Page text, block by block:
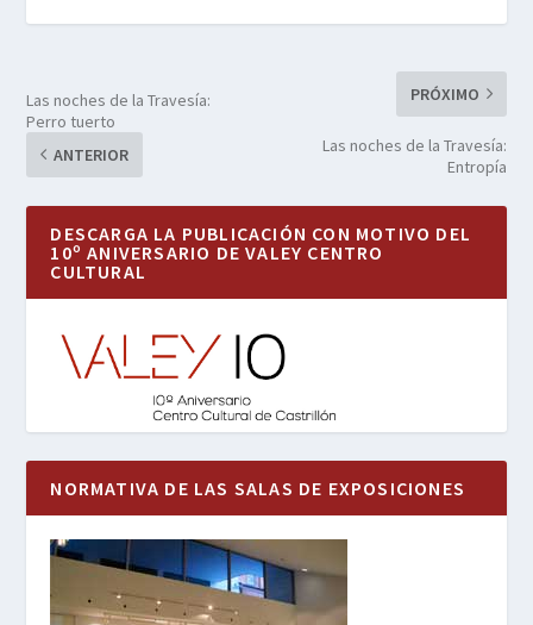
Las noches de la Travesía:
Perro tuerto
ANTERIOR
PRÓXIMO
Las noches de la Travesía:
Entropía
DESCARGA LA PUBLICACIÓN CON MOTIVO DEL
10º ANIVERSARIO DE VALEY CENTRO
CULTURAL
NORMATIVA DE LAS SALAS DE EXPOSICIONES